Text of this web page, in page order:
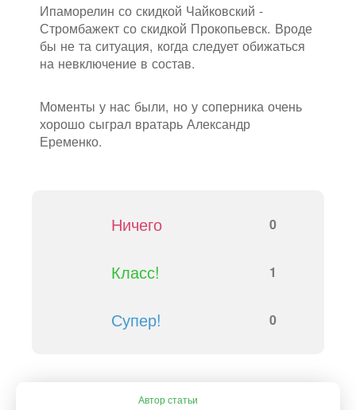
Ипаморелин со скидкой Чайковский -
Стромбажект со скидкой Прокопьевск. Вроде
бы не та ситуация, когда следует обижаться
на невключение в состав.
Моменты у нас были, но у соперника очень
хорошо сыграл вратарь Александр
Еременко.
Ничего 0
Класс! 1
Супер! 0
Автор статьи